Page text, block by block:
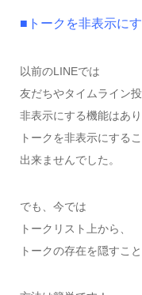
■トークを非表示に
以前のLINEでは
友だちやタイムライン
非表示にする機能はあ
トークを非表示にする
出来ませんでした。
でも、今では
トークリスト上から、
トークの存在を隠すこと